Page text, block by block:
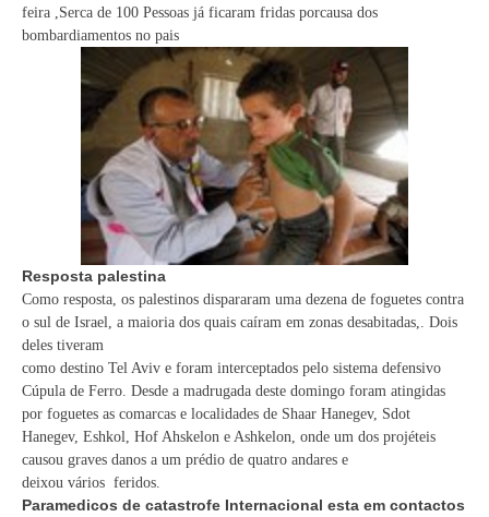
feira ,Serca de 100 Pessoas já ficaram fridas porcausa dos
bombardiamentos no pais
Resposta palestina
Como resposta, os palestinos dispararam uma dezena de foguetes contra
o sul de Israel, a maioria dos quais caíram em zonas desabitadas,. Dois
deles tiveram
como destino Tel Aviv e foram interceptados pelo sistema defensivo
Cúpula de Ferro. Desde a madrugada deste domingo foram atingidas
por foguetes as comarcas e localidades de Shaar Hanegev, Sdot
Hanegev, Eshkol, Hof Ahskelon e Ashkelon, onde um dos projéteis
causou graves danos a um prédio de quatro andares e
deixou vários feridos.
Paramedicos de catastrofe Internacional esta em contactos